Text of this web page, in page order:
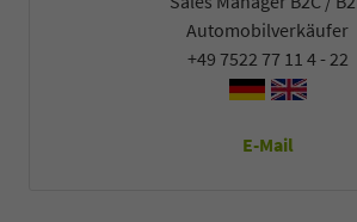
Automobilverkäufer
+49 7522 77 11 4 - 22
E-Mail